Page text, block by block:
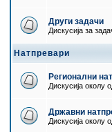
Други задачи
Дискусија за
Натпревари
Регионални
Дискусија
Државни
Дискусија